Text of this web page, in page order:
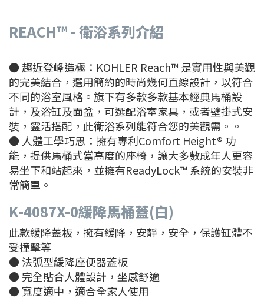
REACH™ - 衛浴系列介紹
● 趨近登峰造極：KOHLER Reach™ 是實用性與美觀
的完美結合，選用簡約的時尚幾何直線設計，以符合
不同的浴室風格。旗下有多款多款基本經典馬桶設
計，及浴缸及面盆，可選配浴室家具，或者壁掛式安
裝，靈活搭配，此衛浴系列能符合您的美觀需。。
● 人體工學巧思：擁有專利Comfort Height® 功
能，提供馬桶式當高度的座椅，讓大多數成年人更容
易坐下和站起來，並擁有ReadyLock™ 系統的安裝非
常簡單。
K-4087X-0緩降馬桶蓋(白)
此款緩降蓋板，擁有緩降，安靜，安全，保護缸體不
受撞擊等
● 法弧型緩降座便器蓋板
● 完全貼合人體設計，坐感舒適
● 寬度適中，適合全家人使用